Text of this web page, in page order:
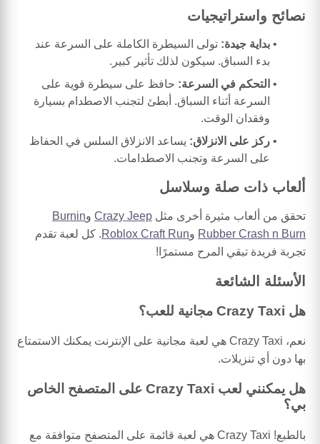
نصائح واستراتيجيات
بداية جيدة: تولى السيطرة الكاملة على السرعة عند
بدء السباق. سيكون لذلك تأثير كبير.
التحكم في السرعة: حافظ على سيطرة قوية على
السرعة أثناء السباق. أبطئ لتجنب الاصطدام بسيارة
وفقدان الوقت.
ركز على الانزلاق: يساعد الانزلاق السلس في الحفاظ
على السرعة وتجنب الاصطدامات.
ألعاب ذات صلة وسلاسل
تحقق من ألعاب مثيرة أخرى مثل Crazy Jeep وBurnin
Rubber Crash n Burn وRoblox Craft Run. كل لعبة تقدم
تجربة فريدة تبقي المرح مستمرًا!
الأسئلة الشائعة
هل Crazy Taxi مجانية للعب؟
نعم، Crazy Taxi هي لعبة مجانية على الإنترنت يمكنك الاستمتاع
بها دون أي تنزيلات.
هل يمكنني لعب Crazy Taxi على المتصفح الخاص
بي؟
بالطبع! Crazy Taxi هي لعبة قائمة على المتصفح متوافقة مع